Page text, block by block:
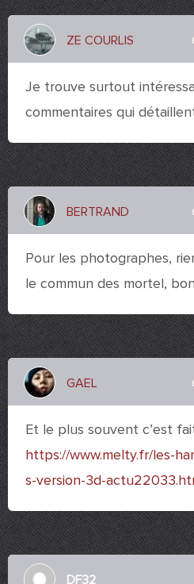
ZE COURLIS
Je trouve surtout
commentaires qui
BERTRAND
Pour les photographes,
le commun des mortel,
GAEL
Et le plus souvent c’est
https://www.melty.fr/les-
s-version-3d-
DF32